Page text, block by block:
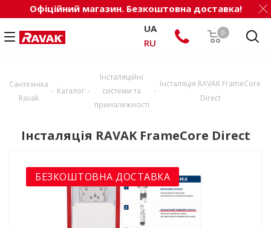
Офіційний магазин. Безкоштовна доставка!
0
UA
RU
Сантехніка
Ravak
- Каталог -
Інсталяційні
системи та
приналежності
-
Інсталяція RAVAK FrameCore
Direct
Інсталяція RAVAK FrameCore Direct
БЕЗКОШТОВНА ДОСТАВКА